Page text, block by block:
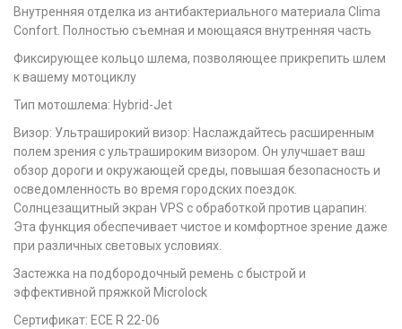
Внутренняя отделка из антибактериального материала Clima
Confort. Полностью съемная и моющаяся внутренняя часть
Фиксирующее кольцо шлема, позволяющее прикрепить шлем
к вашему мотоциклу
Тип мотошлема: Hybrid-Jet
Визор: Ультраширокий визор: Наслаждайтесь расширенным
полем зрения с ультрашироким визором. Он улучшает ваш
обзор дороги и окружающей среды, повышая безопасность и
осведомленность во время городских поездок.
Солнцезащитный экран VPS с обработкой против царапин:
Эта функция обеспечивает чистое и комфортное зрение даже
при различных световых условиях.
Застежка на подбородочный ремень с быстрой и
эффективной пряжкой Microlock
Сертификат: ECE R 22-06